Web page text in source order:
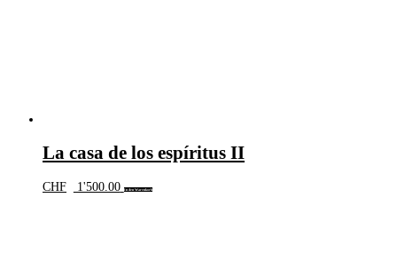
La casa de los espíritus II
CHF 1'500.00 In den Warenkorb